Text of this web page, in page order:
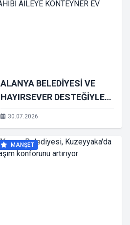
ALANYA BELEDİYESİ VE
HAYIRSEVER DESTEĞİYLE
İHTİYAÇ SAHİBİ AİLEYE
30.07.2026
MANŞET